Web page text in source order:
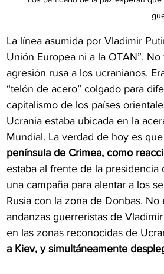
La línea asumida por Vladimir
Unión Europea ni a la OTAN”.
agresión rusa a los ucranianos.
“telón de acero” colgado para
capitalismo de los países
Ucrania estaba ubicada en la
Mundial. La verdad de hoy es que
península de Crimea, como
estaba al frente de la
una campaña para alentar a los
Rusia con la zona de Donbas.
andanzas guerreristas de
en las zonas reconocidas de
a Kiev, y simultáneamente